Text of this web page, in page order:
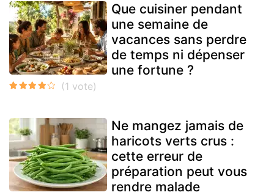
Que cuisiner pendant
une semaine de
vacances sans perdre
de temps ni dépenser
une fortune ?
Ne mangez jamais de
haricots verts crus :
cette erreur de
préparation peut vous
rendre malade